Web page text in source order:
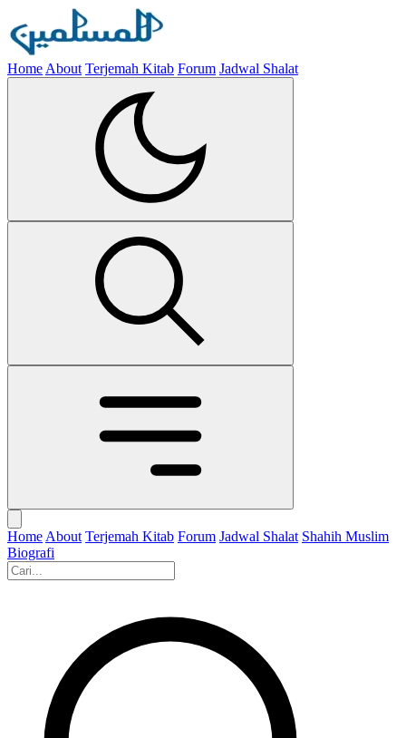
Home About Terjemah Kitab Forum Jadwal Shalat
Home About Terjemah Kitab Forum Jadwal Shalat Shahih Muslim
Biografi